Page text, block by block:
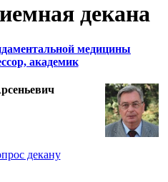
декана
медицины
академик
декану